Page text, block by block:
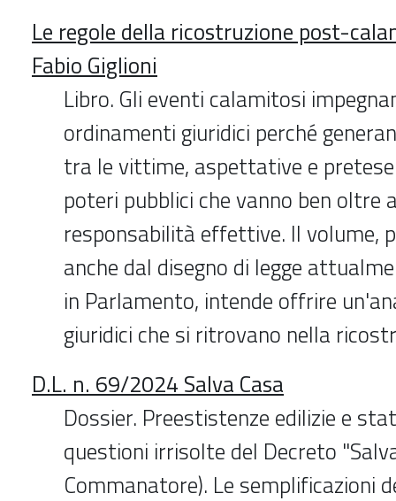
Le regole della ricostruzione post-
Fabio Giglioni
Libro. Gli eventi calamitosi
ordinamenti giuridici perché
tra le vittime, aspettative e
poteri pubblici che vanno ben oltre
responsabilità effettive. Il volume,
anche dal disegno di legge
in Parlamento, intende offrire
giuridici che si ritrovano nella
D.L. n. 69/2024 Salva Casa
Dossier. Preestistenze edilizie e
questioni irrisolte del Decreto
Commanatore). Le semplificazioni